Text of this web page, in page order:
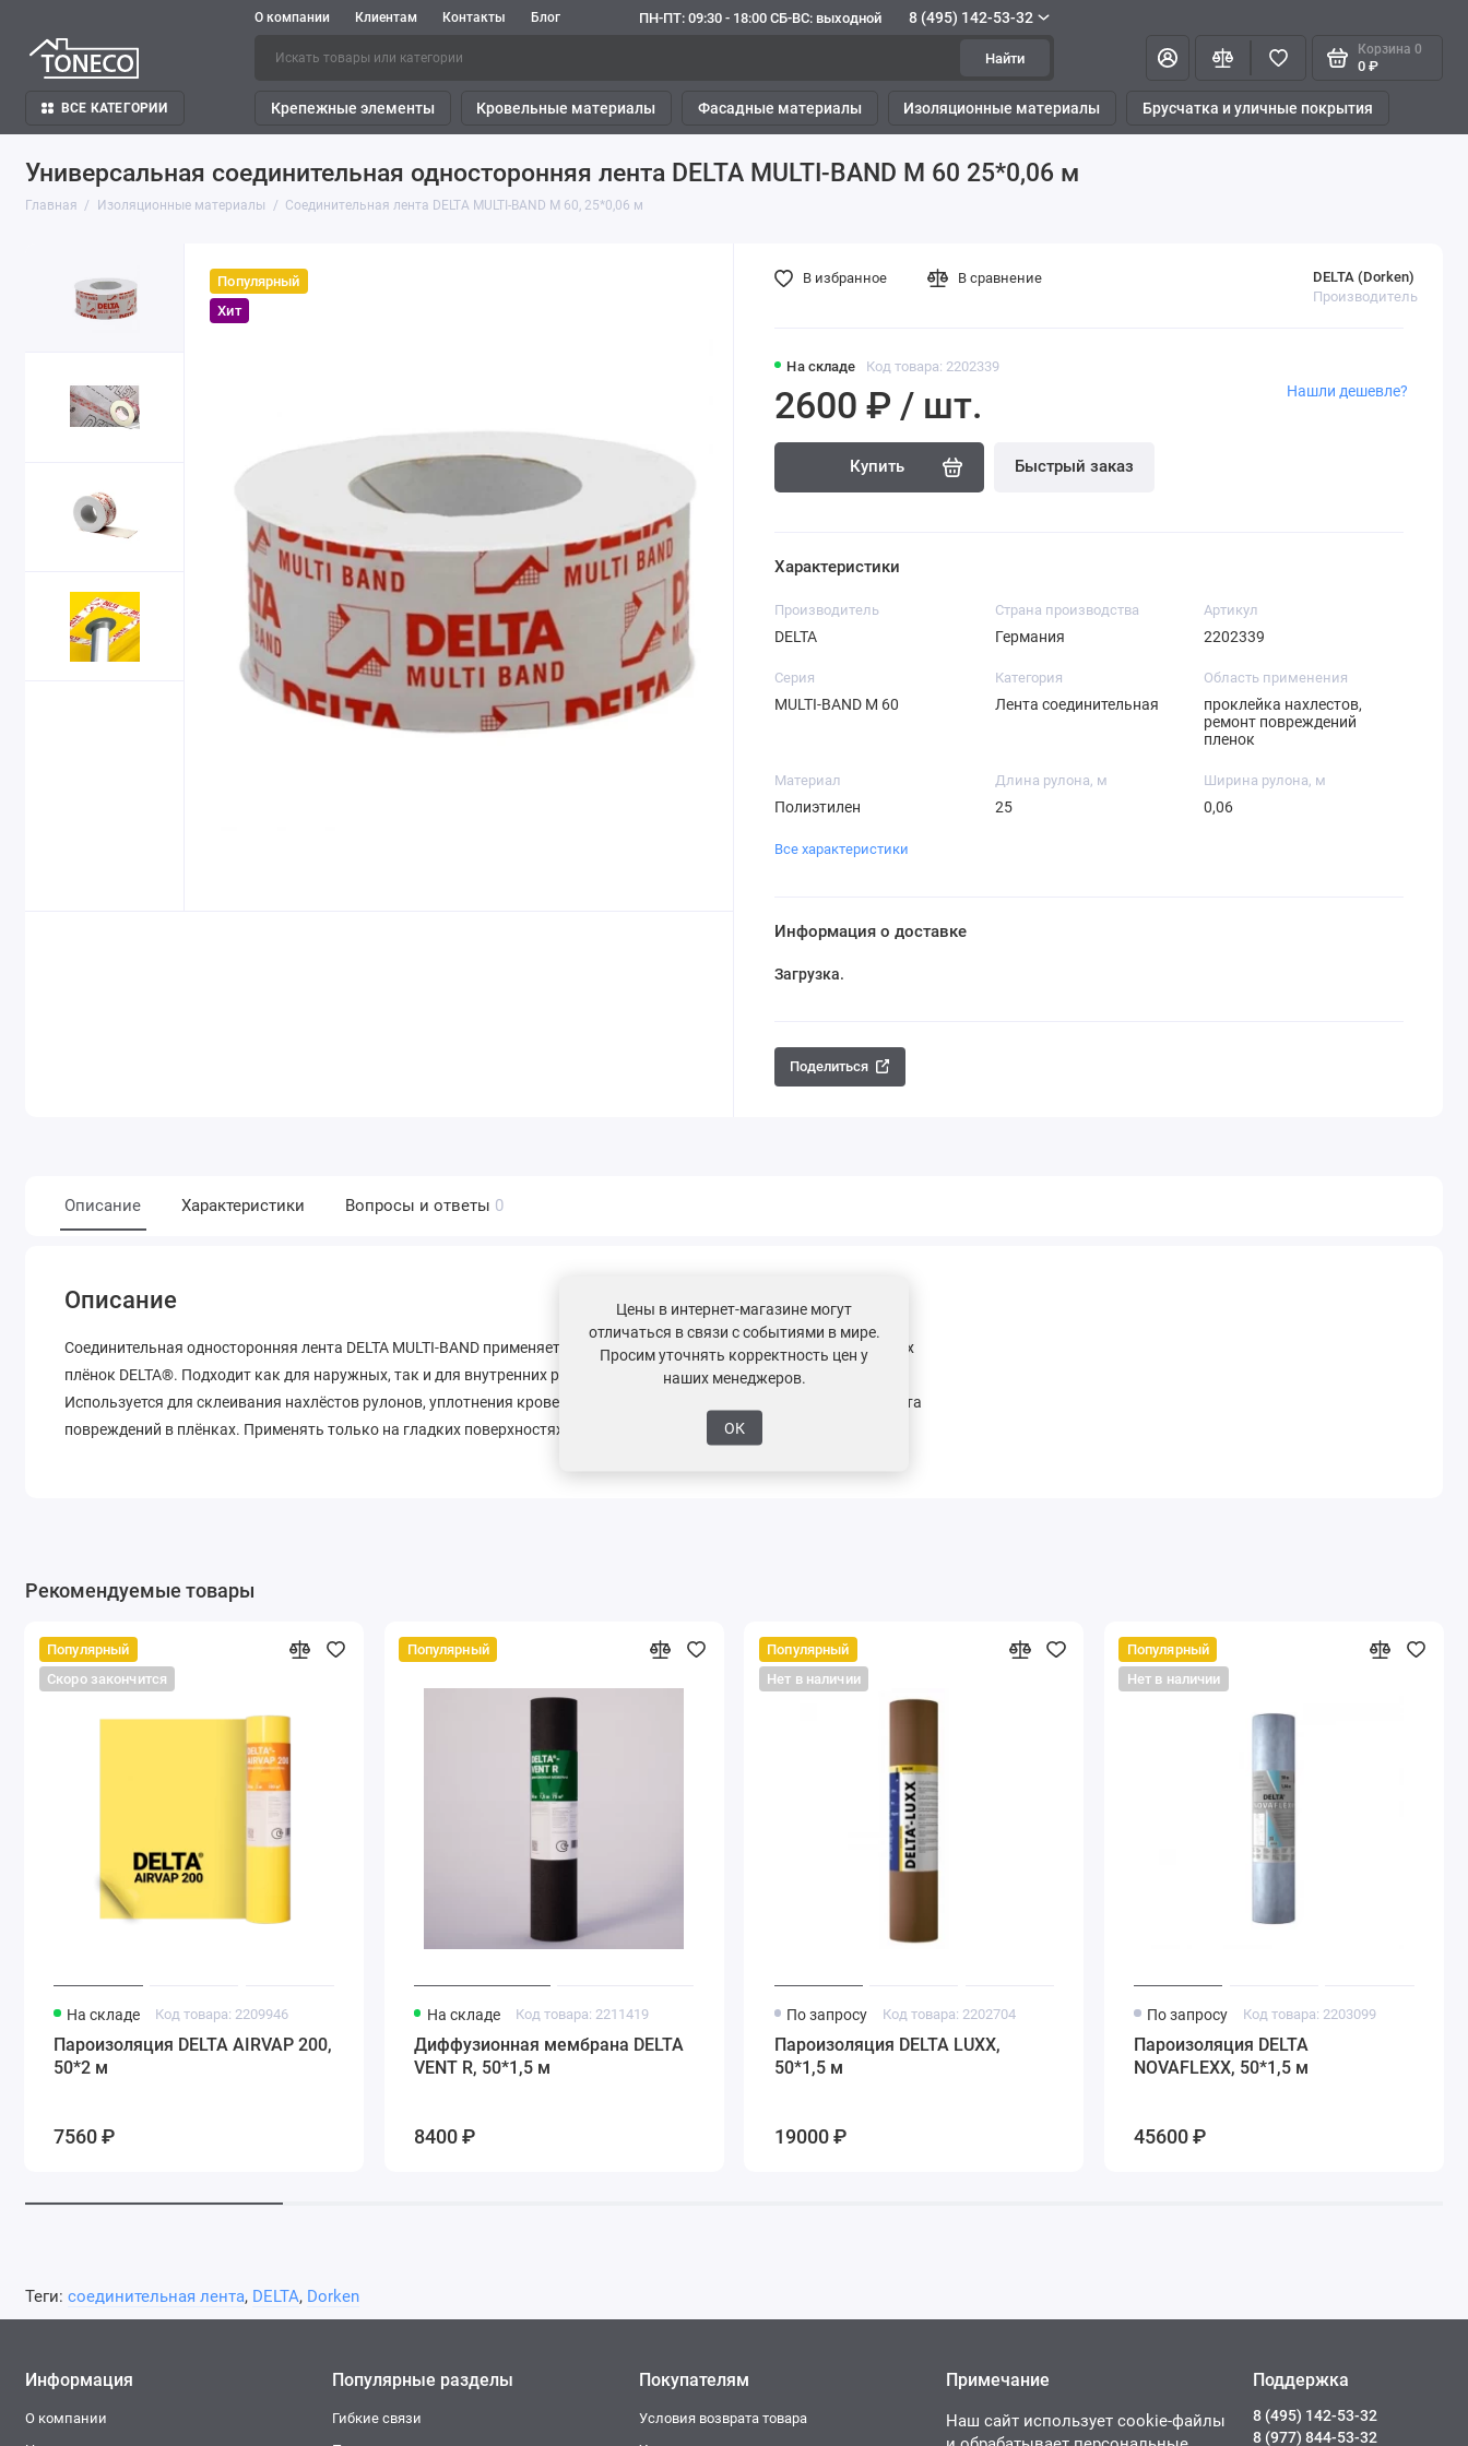
О компании Клиентам Контакты Блог ПН-ПТ: 09:30 - 18:00 СБ-ВС: выходной 8 (495) 142-53-32
Найти
Корзина 0
0 ₽
ВСЕ КАТЕГОРИИ Крепежные элементы Кровельные материалы Фасадные материалы Изоляционные материалы Брусчатка и уличные покрытия
Универсальная соединительная односторонняя лента DELTA MULTI-BAND M 60 25*0,06 м
Главная Изоляционные материалы Соединительная лента DELTA MULTI-BAND M 60, 25*0,06 м
Популярный
Хит
На складе Код товара: 2202339
DELTA (Dorken)
Производитель
2600 ₽ / шт.
Купить Быстрый заказ
Нашли дешевле?
В избранное В сравнение
Характеристики
Производитель
DELTA
Страна производства
Германия
Артикул
2202339
Серия
MULTI-BAND M 60
Категория
Лента соединительная
Область применения
проклейка нахлестов,
ремонт повреждений
пленок
Материал
Полиэтилен
Длина рулона, м
25
Ширина рулона, м
0,06
Все характеристики
Информация о доставке
Загрузка...
Поделиться
Описание Характеристики Вопросы и ответы 0
Описание
Соединительная односторонняя лента DELTA MULTI-BAND применяется для всех подкровельных и пароизоляционных
плёнок DELTA®. Подходит как для наружных, так и для внутренних работ. Имеет армирование клеящей стороны.
Используется для склеивания нахлёстов рулонов, уплотнения кровельных проходок, герметизации деталей и ремонта
повреждений в плёнках. Применять только на гладких поверхностях.
Рекомендуемые товары
Популярный
Скоро закончится
На складе Код товара: 2209946
Пароизоляция DELTA AIRVAP 200,
50*2 м
7560 ₽
Популярный
На складе Код товара: 2211419
Диффузионная мембрана DELTA
VENT R, 50*1,5 м
8400 ₽
Популярный
Нет в наличии
По запросу Код товара: 2202704
Пароизоляция DELTA LUXX,
50*1,5 м
19000 ₽
Популярный
Нет в наличии
По запросу Код товара: 2203099
Пароизоляция DELTA
NOVAFLEXX, 50*1,5 м
45600 ₽
Теги: соединительная лента, DELTA, Dorken
Информация
О компании
Популярные разделы
Гибкие связи
Покупателям
Условия возврата товара
Примечание
Наш сайт использует cookie-файлы
Поддержка
8 (495) 142-53-32
8 (977) 844-53-32
Цены в интернет-магазине могут
отличаться в связи с событиями в мире.
Просим уточнять корректность цен у
наших менеджеров.
ОК